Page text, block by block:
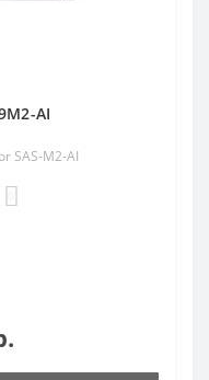
AI
SAS-M2-AI